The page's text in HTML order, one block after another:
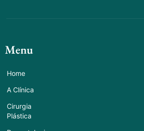
Menu
Home
A Clínica
Cirurgia
Plástica